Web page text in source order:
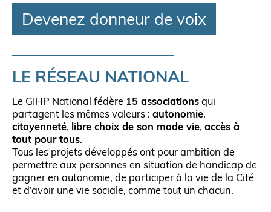
Devenez donneur de voix
LE RÉSEAU NATIONAL
Le GIHP National fédère 15 associations qui
partagent les mêmes valeurs : autonomie,
citoyenneté, libre choix de son mode vie, accès à
tout pour tous.
Tous les projets développés ont pour ambition de
permettre aux personnes en situation de handicap de
gagner en autonomie, de participer à la vie de la Cité
et d’avoir une vie sociale, comme tout un chacun.